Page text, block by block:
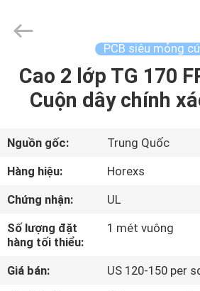
TRANG
CHỦ
CÁC
SẢN
PHẨM
VỀ
CHÚNG
(Hubei)
Electronics
Reserved.
PCB siêu mỏng
Cao 2 lớp TG 170
Cuộn dây chính
Nguồn gốc:
Trung Quốc
Hàng hiệu:
Horexs
Chứng nhận:
UL
Số lượng đặt
hàng tối thiểu:
1 mét vuông
Giá bán:
US 120-150 per